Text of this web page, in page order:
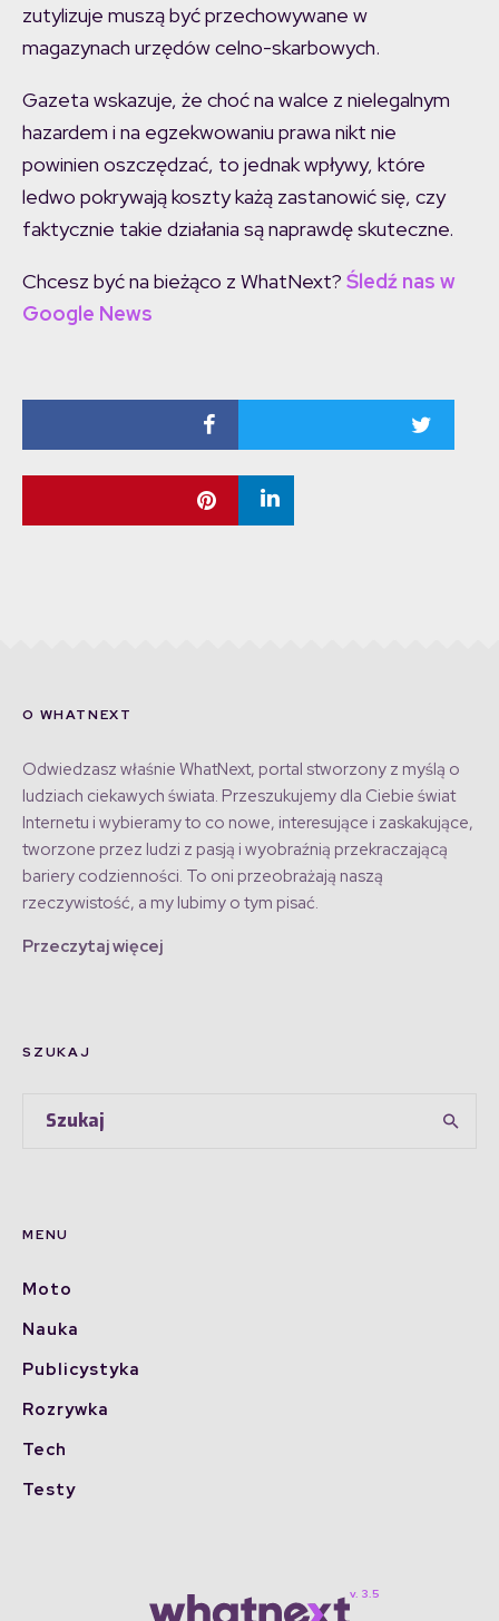
zutylizuje muszą być przechowywane w
magazynach urzędów celno-skarbowych.
Gazeta wskazuje, że choć na walce z nielegalnym
hazardem i na egzekwowaniu prawa nikt nie
powinien oszczędzać, to jednak wpływy, które
ledwo pokrywają koszty każą zastanowić się, czy
faktycznie takie działania są naprawdę skuteczne.
Chcesz być na bieżąco z WhatNext? Śledź nas w
Google News
O WHATNEXT
Odwiedzasz właśnie WhatNext, portal stworzony z myślą o
ludziach ciekawych świata. Przeszukujemy dla Ciebie świat
Internetu i wybieramy to co nowe, interesujące i zaskakujące,
tworzone przez ludzi z pasją i wyobraźnią przekraczającą
bariery codzienności. To oni przeobrażają naszą
rzeczywistość, a my lubimy o tym pisać.
Przeczytaj więcej
SZUKAJ
MENU
Moto
Nauka
Publicystyka
Rozrywka
Tech
Testy